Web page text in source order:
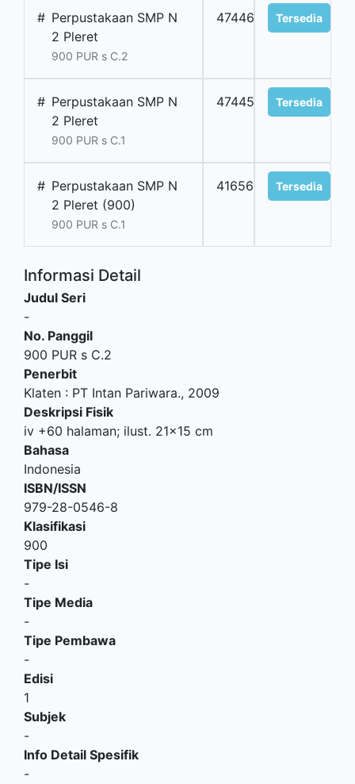
# Perpustakaan SMP N
2 Pleret
900 PUR s C.2
47446 Tersedia
# Perpustakaan SMP N
2 Pleret
900 PUR s C.1
47445 Tersedia
# Perpustakaan SMP N
2 Pleret (900)
900 PUR s C.1
41656 Tersedia
Informasi Detail
Judul Seri
-
No. Panggil
900 PUR s C.2
Penerbit
Klaten : PT Intan Pariwara., 2009
Deskripsi Fisik
iv +60 halaman; ilust. 21x15 cm
Bahasa
Indonesia
ISBN/ISSN
979-28-0546-8
Klasifikasi
900
Tipe Isi
-
Tipe Media
-
Tipe Pembawa
-
Edisi
1
Subjek
-
Info Detail Spesifik
-